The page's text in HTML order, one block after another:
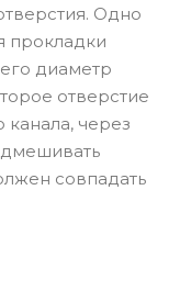
Одно
прокладки
диаметр
отверстие
через
совпадать